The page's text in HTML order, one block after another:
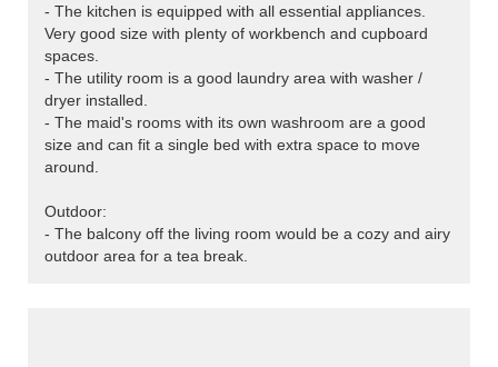
- The kitchen is equipped with all essential appliances.
Very good size with plenty of workbench and cupboard
spaces.
- The utility room is a good laundry area with washer /
dryer installed.
- The maid's rooms with its own washroom are a good
size and can fit a single bed with extra space to move
around.
Outdoor:
- The balcony off the living room would be a cozy and airy
outdoor area for a tea break.